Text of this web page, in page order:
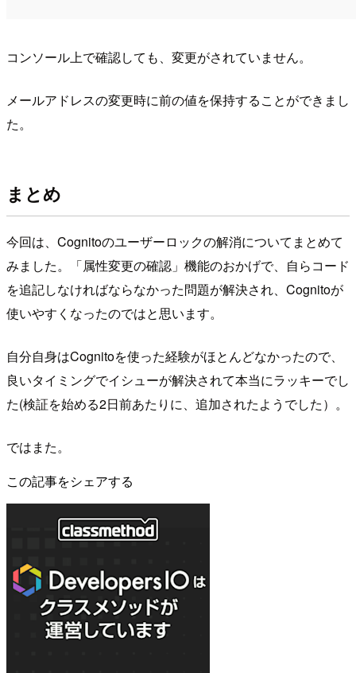
コンソール上で確認しても、変更がされていません。
メールアドレスの変更時に前の値を保持することができまし
た。
まとめ
今回は、Cognitoのユーザーロックの解消についてまとめて
みました。「属性変更の確認」機能のおかげで、自らコード
を追記しなければならなかった問題が解決され、Cognitoが
使いやすくなったのではと思います。
自分自身はCognitoを使った経験がほとんどなかったので、
良いタイミングでイシューが解決されて本当にラッキーでし
た(検証を始める2日前あたりに、追加されたようでした）。
ではまた。
この記事をシェアする